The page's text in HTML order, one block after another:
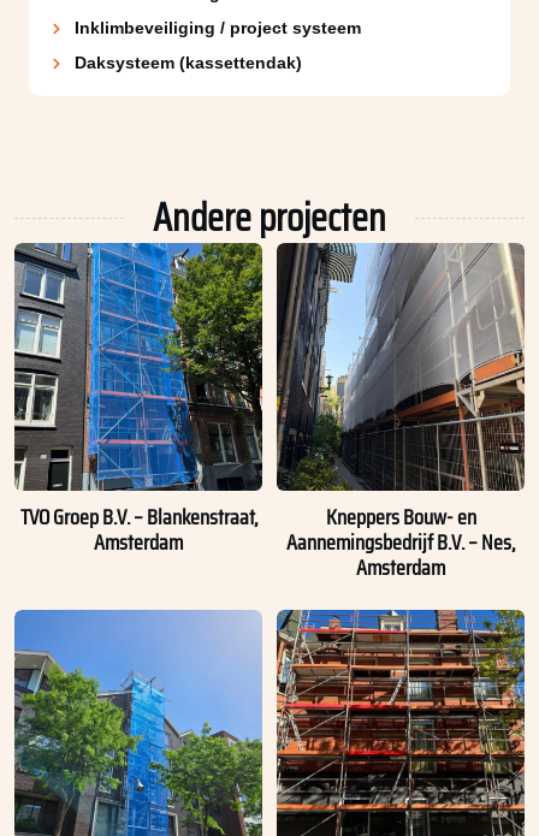
Inklimbeveiliging / project systeem
Daksysteem (kassettendak)
Andere projecten
TVO Groep B.V. – Blankenstraat,
Amsterdam
Kneppers Bouw- en
Aannemingsbedrijf B.V. – Nes,
Amsterdam